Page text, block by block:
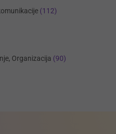
(112)
Organizacija (90)